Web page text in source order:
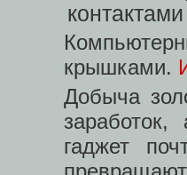
крышками.
Добыча
гаджет